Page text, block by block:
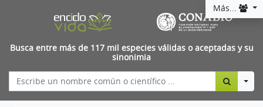
Más...
Busca entre más de 117 mil especies válidas o aceptadas y su
sinonimia